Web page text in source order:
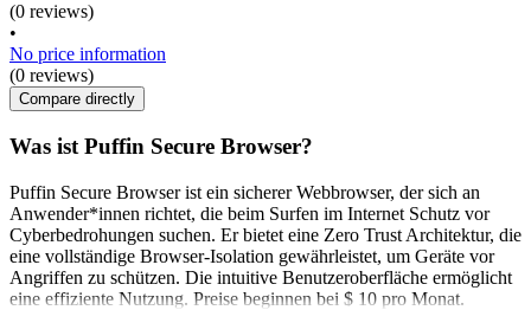
(0 reviews)
•
No price information
(0 reviews)
Compare directly
Was ist Puffin Secure Browser?
Puffin Secure Browser ist ein sicherer Webbrowser, der sich an
Anwender*innen richtet, die beim Surfen im Internet Schutz vor
Cyberbedrohungen suchen. Er bietet eine Zero Trust Architektur, die
eine vollständige Browser-Isolation gewährleistet, um Geräte vor
Angriffen zu schützen. Die intuitive Benutzeroberfläche ermöglicht
eine effiziente Nutzung. Preise beginnen bei $ 10 pro Monat.